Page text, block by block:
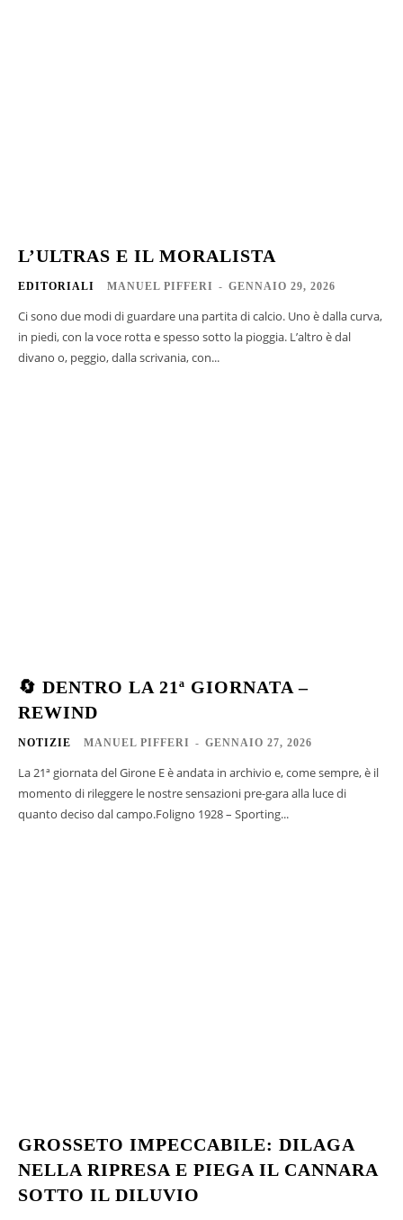
L’ULTRAS E IL MORALISTA
EDITORIALI MANUEL PIFFERI - GENNAIO 29, 2026
Ci sono due modi di guardare una partita di calcio. Uno è dalla curva,
in piedi, con la voce rotta e spesso sotto la pioggia. L’altro è dal
divano o, peggio, dalla scrivania, con...
🔄 DENTRO LA 21ª GIORNATA –
REWIND
NOTIZIE MANUEL PIFFERI - GENNAIO 27, 2026
La 21ª giornata del Girone E è andata in archivio e, come sempre, è il
momento di rileggere le nostre sensazioni pre-gara alla luce di
quanto deciso dal campo.Foligno 1928 – Sporting...
GROSSETO IMPECCABILE: DILAGA
NELLA RIPRESA E PIEGA IL CANNARA
SOTTO IL DILUVIO